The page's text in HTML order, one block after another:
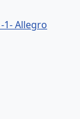
1- Allegro